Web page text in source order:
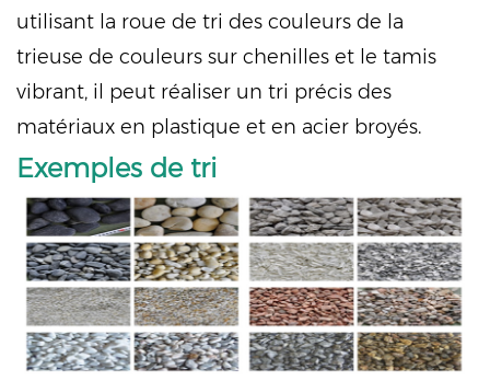
utilisant la roue de tri des couleurs de la
trieuse de couleurs sur chenilles et le tamis
vibrant, il peut réaliser un tri précis des
matériaux en plastique et en acier broyés.
Exemples de tri